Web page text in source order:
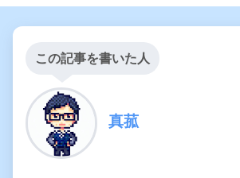
この記事を書いた人
真菰